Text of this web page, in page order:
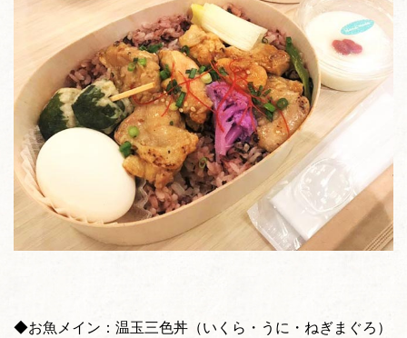
◆お魚メイン：温玉三色丼（いくら・うに・ねぎまぐろ）